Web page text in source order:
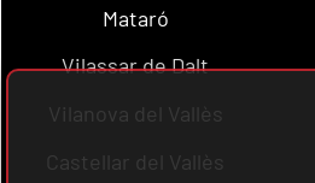
Mataró
Vilassar de Dalt
Vilanova del Vallès
Castellar del Vallès